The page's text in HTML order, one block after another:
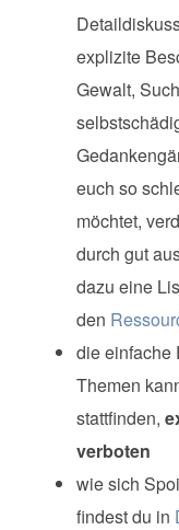
explizite
Gewalt,
euch so
möchtet,
durch gut
dazu eine
den
die einfache
Themen
stattfinden,
verboten
wie sich
findest du in